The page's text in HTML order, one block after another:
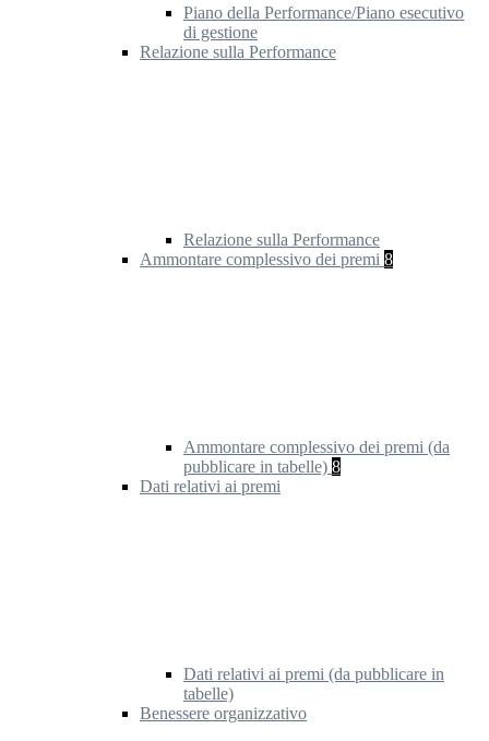
Piano della Performance/Piano esecutivo
di gestione
Relazione sulla Performance
Relazione sulla Performance
Ammontare complessivo dei premi 8
Ammontare complessivo dei premi (da
pubblicare in tabelle) 8
Dati relativi ai premi
Dati relativi ai premi (da pubblicare in
tabelle)
Benessere organizzativo